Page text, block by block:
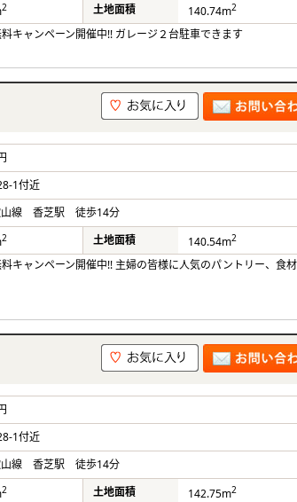
2 土地面積 140.74m2
キャンペーン開催中!! ガレージ２台駐車できます
1付近
山線 香芝駅 徒歩14分
2 土地面積 140.54m2
キャンペーン開催中!! 主婦の皆様に人気のパントリー、食
1付近
山線 香芝駅 徒歩14分
2 土地面積 142.75m2